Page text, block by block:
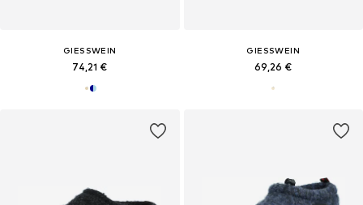
GIESSWEIN
74,21 €
GIESSWEIN
69,26 €